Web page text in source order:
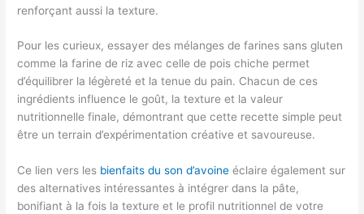
renforçant aussi la texture.
Pour les curieux, essayer des mélanges de farines sans gluten
comme la farine de riz avec celle de pois chiche permet
d’équilibrer la légèreté et la tenue du pain. Chacun de ces
ingrédients influence le goût, la texture et la valeur
nutritionnelle finale, démontrant que cette recette simple peut
être un terrain d’expérimentation créative et savoureuse.
Ce lien vers les bienfaits du son d’avoine éclaire également sur
des alternatives intéressantes à intégrer dans la pâte,
bonifiant à la fois la texture et le profil nutritionnel de votre